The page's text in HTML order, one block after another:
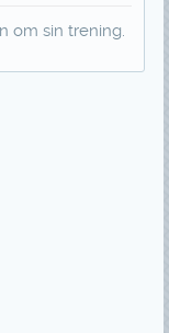
om sin trening.